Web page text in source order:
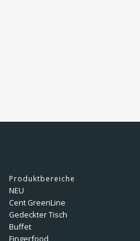
Produktbereiche
NEU
Cent GreenLine
Gedeckter Tisch
Buffet